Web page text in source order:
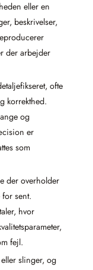
eller en
beskrivelser,
der arbejder
ofte
korrekthed.
og
er
som
der overholder
sent.
hvor
fejl.
slinger, og